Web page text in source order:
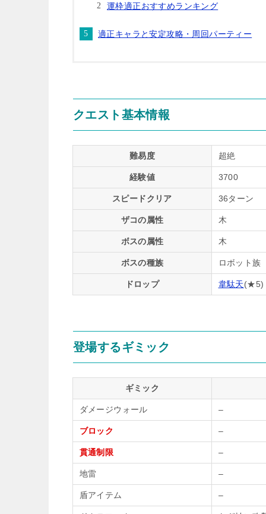
運枠適正おすすめランキング
適正キャラと安定攻略・周回パーティー
クエスト基本情報
難易度 超絶
経験値 3700
スピードクリア 36ターン
ザコの属性 木
ボスの属性 木
ボスの種族 ロボット族
ドロップ 韋駄天(★5)
登場するギミック
ギミック
ダメージウォール –
ブロック –
貫通制限 –
地雷 –
盾アイテム –